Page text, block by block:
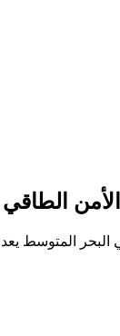
الطاقي
المتوسط